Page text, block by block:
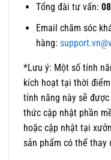
Tổng đài tư vấn:
Email chăm sóc
hàng:
*Lưu ý: Một số tính
kích hoạt tại thời
tính năng này sẽ
thức cập nhật phần
hoặc cập nhật tại
sản phẩm có thể thay